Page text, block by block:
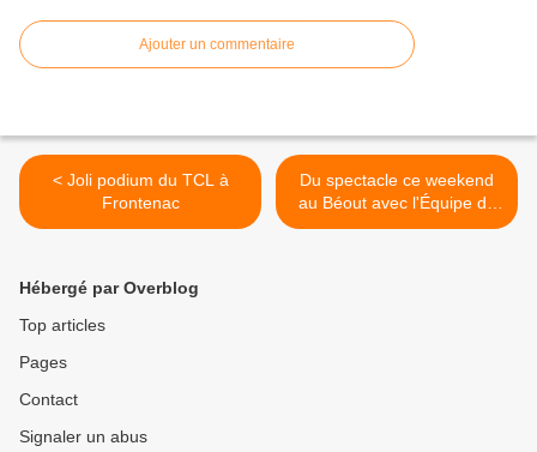
Ajouter un commentaire
< Joli podium du TCL à
Frontenac
Du spectacle ce weekend
au Béout avec l'Équipe de
France Espoir! >
Hébergé par Overblog
Top articles
Pages
Contact
Signaler un abus